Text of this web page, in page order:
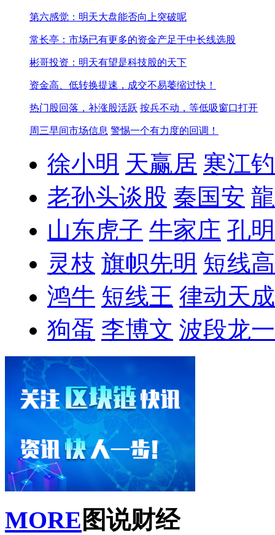
第六感觉：明天大盘能否向上突破呢
常长亭：市场已有更多的资金产足于中长线选股
彬哥投资：明天有望是科技股的天下
资金高、低转换提速，成交不易萎缩过快！
热门股回落，补涨股活跃 按兵不动，等低吸窗口打开
周三早间市场信息 警惕一个有力度的回调！
徐小明 天赢居 寒江
老孙头谈股 秦国安
山东虎子 牛家庄 孔
灵枝 旗帜先明 短线
鸿牛 短线王 律动天成
狗蛋 李博文 波段龙一
MORE 图说财经